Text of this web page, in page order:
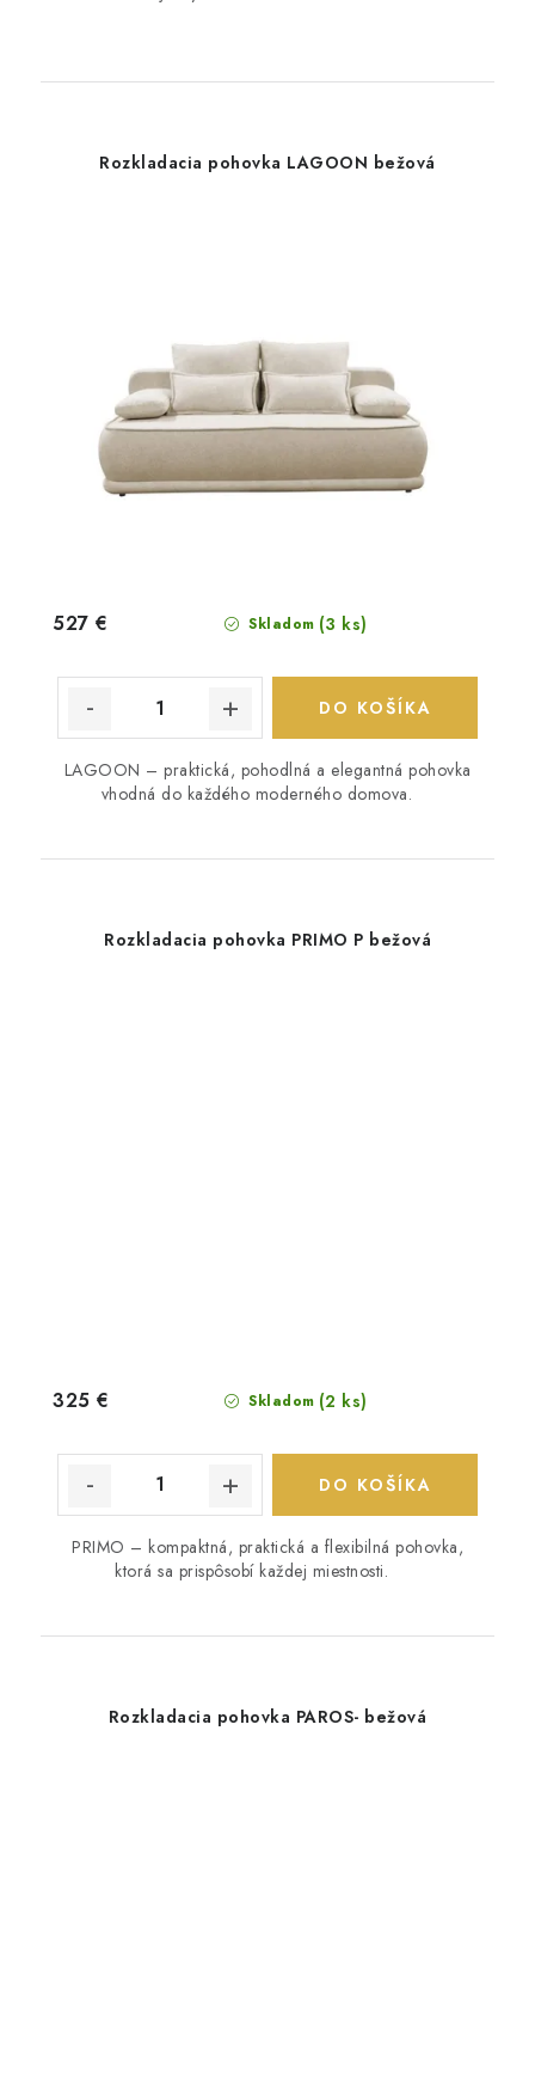
Rozkladacia pohovka LAGOON bežová
Skladom (3 ks)
527 €
DO KOŠÍKA
LAGOON – praktická, pohodlná a elegantná pohovka
vhodná do každého moderného domova.
Rozkladacia pohovka PRIMO P bežová
Skladom (2 ks)
325 €
DO KOŠÍKA
PRIMO – kompaktná, praktická a flexibilná pohovka,
ktorá sa prispôsobí každej miestnosti.
Rozkladacia pohovka PAROS- bežová